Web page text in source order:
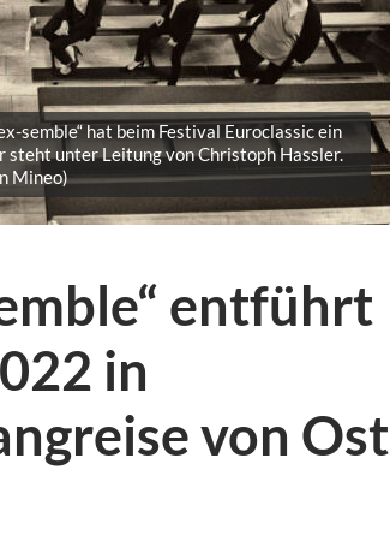
semble“ hat beim Festival Euroclassic ein
steht unter Leitung von Christoph Hassler.
Mineo)
entführt
in
von Ost